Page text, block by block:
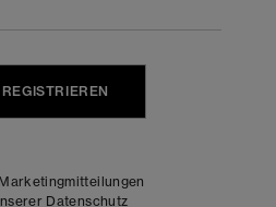
REGISTRIEREN
Datenschutz